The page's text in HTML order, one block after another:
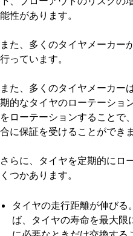
能性があります。
また、多くのタイヤメーカー
行っています。
また、多くのタイヤメーカー
期的なタイヤのローテーショ
をローテーションすることで
合に保証を受けることができま
さらに、タイヤを定期的にロ
くつかあります。
タイヤの走行距離が伸びる
ば、タイヤの寿命を最大限